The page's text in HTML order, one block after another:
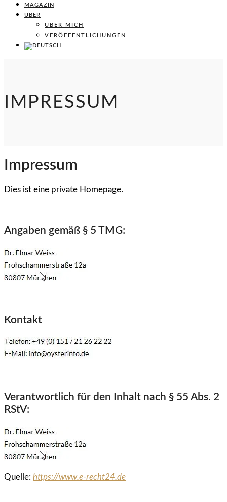
MAGAZIN
ÜBER
ÜBER MICH
VERÖFFENTLICHUNGEN
IMPRESSUM
Impressum
Dies ist eine private Homepage.
Angaben gemäß § 5 TMG:
Kontakt
Verantwortlich für den Inhalt nach § 55 Abs. 2
RStV:
Quelle: https://www.e-recht24.de